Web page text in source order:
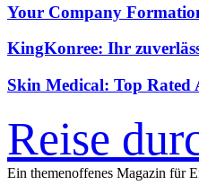
Your Company
KingKonree: Ihr
Skin Medical: Top
Reise
Ein themenoffenes Magazin für